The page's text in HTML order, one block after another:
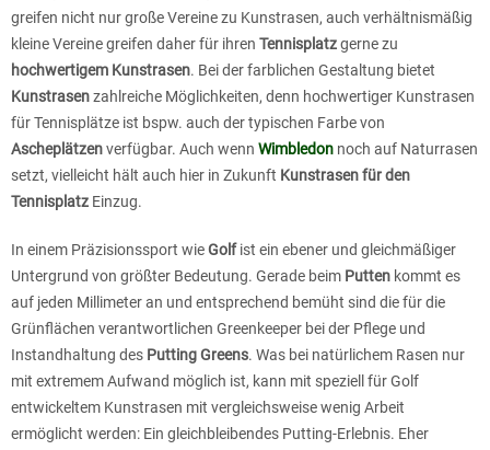
greifen nicht nur große Vereine zu Kunstrasen, auch verhältnismäßig
kleine Vereine greifen daher für ihren Tennisplatzgerne zu
hochwertigem Kunstrasen. Bei der farblichen Gestaltung bietet
Kunstrasenzahlreiche Möglichkeiten, denn hochwertiger Kunstrasen
für Tennisplätze ist bspw. auch der typischen Farbe von
Ascheplätzenverfügbar. Auch wenn Wimbledon noch auf Naturrasen
setzt, vielleicht hält auch hier in Zukunft Kunstrasen für den
Tennisplatz Einzug.
In einem Präzisionssport wieGolfist ein ebener und gleichmäßiger
Untergrund von größter Bedeutung. Gerade beim Putten kommt es
auf jeden Millimeter an und entsprechend bemüht sind die für die
Grünflächen verantwortlichen Greenkeeper bei der Pflege und
Instandhaltung des Putting Greens. Was bei natürlichem Rasen nur
mit extremem Aufwand möglich ist, kann mit speziell für Golf
entwickeltem Kunstrasen mit vergleichsweise wenig Arbeit
ermöglicht werden: Ein gleichbleibendes Putting-Erlebnis. Eher